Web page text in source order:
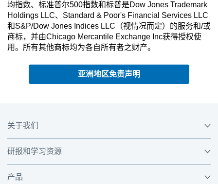
均指数、标准普尔500指数和标普是Dow Jones Trademark
Holdings LLC、Standard & Poor's Financial Services LLC
和S&P/Dow Jones Indices LLC（视情况而定）的服务和/或
商标，并由Chicago Mercantile Exchange Inc获得授权使
用。所有其他商标均为各自所有者之财产。
亚洲地区免责声明
关于我们
研报和学习资源
产品